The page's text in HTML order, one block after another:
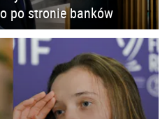
po stronie banków